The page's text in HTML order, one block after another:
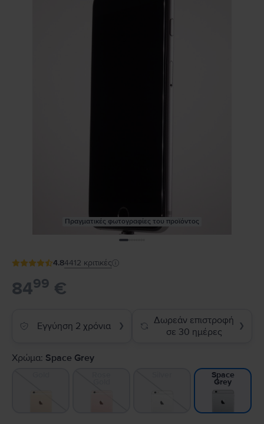
Πραγματικές φωτογραφίες του προϊόντος
4.84412 κριτικές
8499 €
Εγγύηση 2 χρόνια ❯
Δωρεάν επιστροφή
σε 30 ημέρες
❯
Χρώμα: Space Grey
Space
Grey